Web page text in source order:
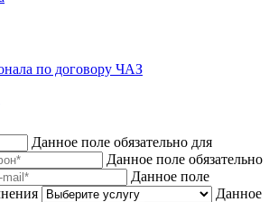
по договору ЧАЗ
Данное поле обязательно для
Данное поле обязательно
Данное поле
Данное